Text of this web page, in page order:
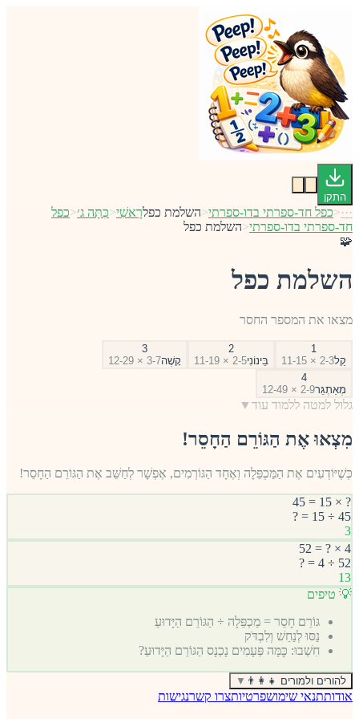
התקן
···
<כפל חד-ספרתי בדו-ספרתי<השלמת כפלרָאשִׁי<כִּתָּה ג׳<כפל
חד-ספרתי בדו-ספרתי<השלמת כפל
🧩
השלמת כפל
מצאו את המספר החסר
1
קַל2-3 × 11-15
2
בֵּינוֹנִי2-5 × 11-19
3
קָשֶׁה3-7 × 12-29
4
מְאַתְגֵּר2-9 × 12-49
גלול למטה ללמוד עוד ▼
מִצְאוּ אֶת הַגּוֹרֵם הַחָסֵר!
כְּשֶׁיּוֹדְעִים אֶת הַמַּכְפֵּלָה וְאֶחָד הַגּוֹרְמִים, אֶפְשָׁר לְחַשֵּׁב אֶת הַגּוֹרֵם הַחָסֵר!
? × 15 = 45
45 ÷ 15 = ?
3
4 × ? = 52
52 ÷ 4 = ?
13
💡 טיפים
גּוֹרֵם חָסֵר = מַכְפֵּלָה ÷ הַגּוֹרֵם הַיָּדוּעַ
נַסּוּ לְנַחֵשׁ וְלִבְדֹּק
חִשְׁבוּ: כׇּמָּה פְּעָמִים נָכְנָס הַגּוֹרֵם הַיָּדוּעַ?
להורים ולמורים 👨‍👩‍👧 ▼
אודותתנאי שימושפרטיותצרו קשרנגישות